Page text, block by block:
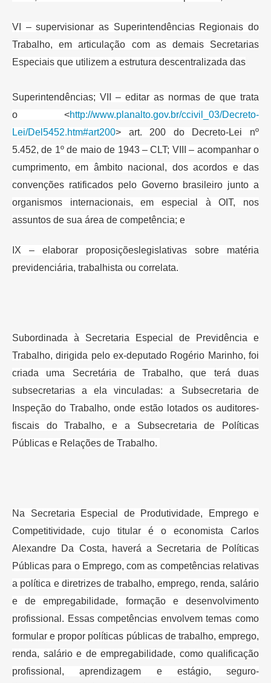
VI – supervisionar as Superintendências Regionais do
Trabalho, em articulação com as demais Secretarias
Especiais que utilizem a estrutura descentralizada das
Superintendências; VII – editar as normas de que trata
o <http://www.planalto.gov.br/ccivil_03/Decreto-
Lei/Del5452.htm#art200> art. 200 do Decreto-Lei nº
5.452, de 1º de maio de 1943 – CLT; VIII – acompanhar o
cumprimento, em âmbito nacional, dos acordos e das
convenções ratificados pelo Governo brasileiro junto a
organismos internacionais, em especial àOIT, nos
assuntos de sua área de competência; e
IX – elaborar proposições legislativas sobre matéria
previdenciária, trabalhista ou correlata.
Subordinada à Secretaria Especial de Previdência e
Trabalho, dirigida pelo ex-deputado Rogério Marinho, foi
criada uma Secretária de Trabalho, que terá duas
subsecretarias a ela vinculadas: a Subsecretaria de
Inspeção doTrabalho, onde estão lotados os auditores-
fiscais do Trabalho, e a Subsecretaria de Políticas
Públicas e Relações de Trabalho.
Na Secretaria Especial de Produtividade, Emprego e
Competitividade, cujo titular é o economista Carlos
Alexandre Da Costa, haverá a Secretaria de Políticas
Públicas para o Emprego, com as competências relativas
a política e diretrizes de trabalho, emprego, renda, salário
e de empregabilidade, formação e desenvolvimento
profissional. Essas competências envolvem temas como
formular e propor políticas públicas de trabalho, emprego,
renda, salário e de empregabilidade, como qualificação
profissional, aprendizagem e estágio, seguro-